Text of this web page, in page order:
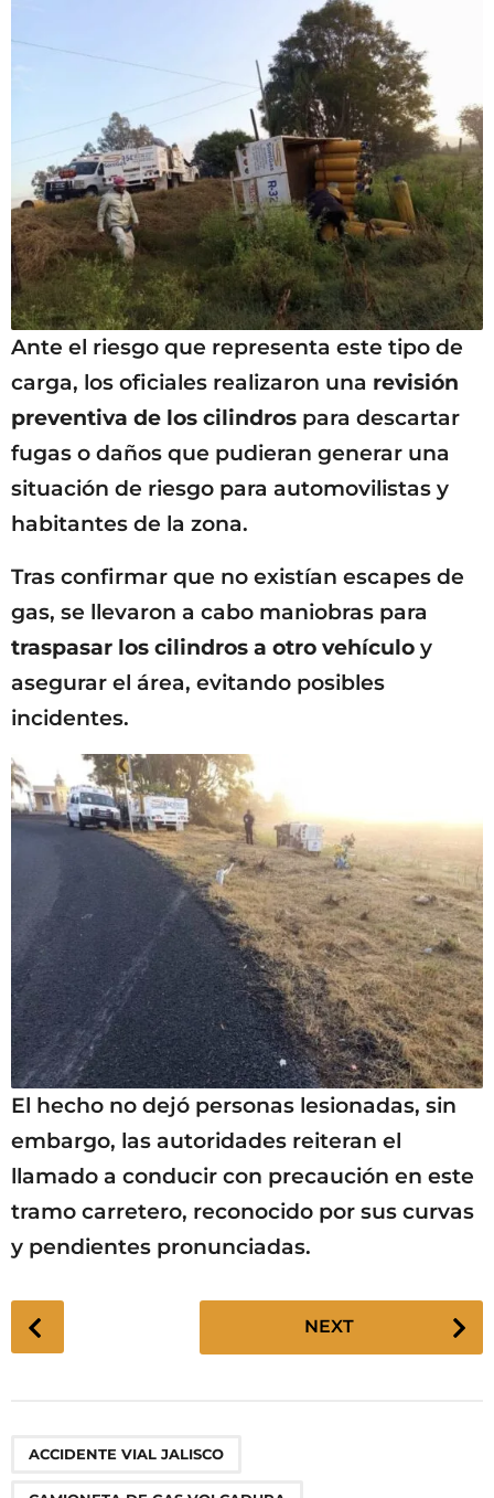
Ante el riesgo que representa este tipo de
carga, los oficiales realizaron una revisión
preventiva de los cilindros para descartar
fugas o daños que pudieran generar una
situación de riesgo para automovilistas y
habitantes de la zona.
Tras confirmar que no existían escapes de
gas, se llevaron a cabo maniobras para
traspasar los cilindros a otro vehículo y
asegurar el área, evitando posibles
incidentes.
El hecho no dejó personas lesionadas, sin
embargo, las autoridades reiteran el
llamado a conducir con precaución en este
tramo carretero, reconocido por sus curvas
y pendientes pronunciadas.
P
o
NEXT
ACCIDENTE VIAL JALISCO